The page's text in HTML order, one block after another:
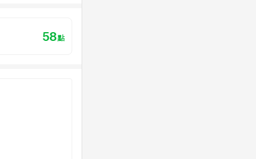
58點